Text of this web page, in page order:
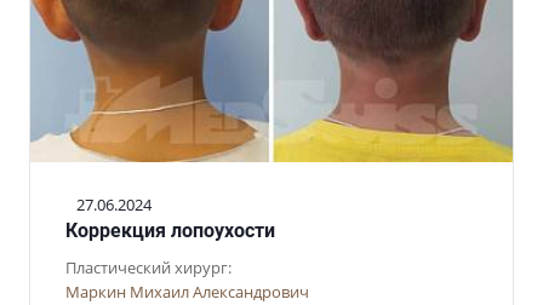
27.06.2024
Коррекция лопоухости
Пластический хирург:
Маркин Михаил Александрович